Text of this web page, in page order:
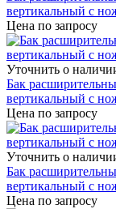
вертикальный с
Цена по запросу
Уточнить о
Бак
вертикальный с
Цена по запросу
Уточнить о
Бак
вертикальный с
Цена по запросу